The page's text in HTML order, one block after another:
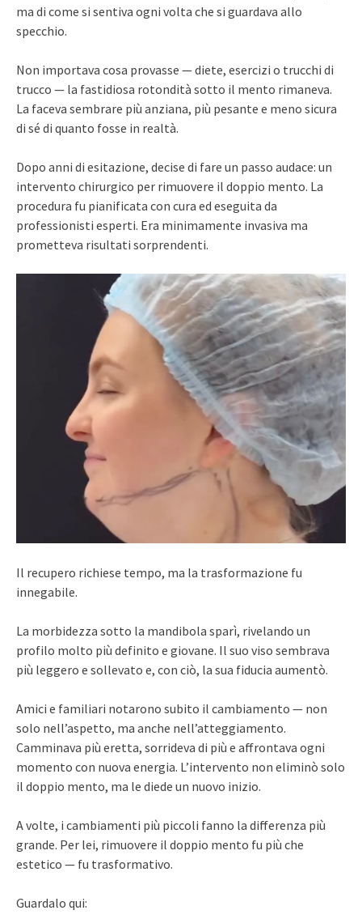
ma di come si sentiva ogni volta che si guardava allo
specchio.
Non importava cosa provasse — diete, esercizi o trucchi di
trucco — la fastidiosa rotondità sotto il mento rimaneva.
La faceva sembrare più anziana, più pesante e meno sicura
di sé di quanto fosse in realtà.
Dopo anni di esitazione, decise di fare un passo audace: un
intervento chirurgico per rimuovere il doppio mento. La
procedura fu pianificata con cura ed eseguita da
professionisti esperti. Era minimamente invasiva ma
prometteva risultati sorprendenti.
Il recupero richiese tempo, ma la trasformazione fu
innegabile.
La morbidezza sotto la mandibola sparì, rivelando un
profilo molto più definito e giovane. Il suo viso sembrava
più leggero e sollevato e, con ciò, la sua fiducia aumentò.
Amici e familiari notarono subito il cambiamento — non
solo nell’aspetto, ma anche nell’atteggiamento.
Camminava più eretta, sorrideva di più e affrontava ogni
momento con nuova energia. L’intervento non eliminò solo
il doppio mento, ma le diede un nuovo inizio.
A volte, i cambiamenti più piccoli fanno la differenza più
grande. Per lei, rimuovere il doppio mento fu più che
estetico — fu trasformativo.
Guardalo qui: